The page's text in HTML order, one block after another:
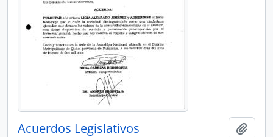
Acuerdos Legislativos